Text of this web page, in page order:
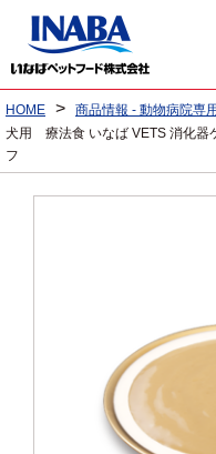
HOME > 商品情報 - 動物病院専
犬用 療法食 いなば VETS 消化器
フ